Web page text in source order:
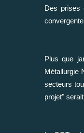
Des prises
Plus que
Métallurgie
secteurs
projet"